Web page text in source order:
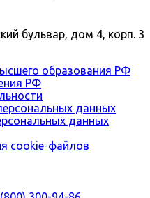
бульвар, дом 4, корп. 3
образования РФ
РФ
данных
данных
сookie-файлов